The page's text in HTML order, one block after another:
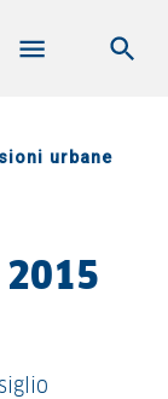
urbane
2015